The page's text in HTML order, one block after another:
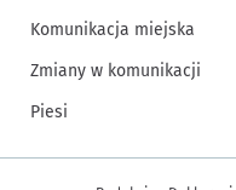
Komunikacja miejska
Zmiany w komunikacji
Piesi
Inne informacje